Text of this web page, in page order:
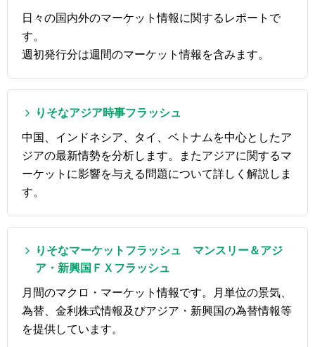
日々の国内外のマーケット情報に関するレポートで
す。
週初発行分は週間のマーケット情報を含みます。
りそなアジア時事フラッシュ
中国、インドネシア、タイ、ベトナムを中心としたア
ジアの最新情勢を分析します。またアジアに関するマ
ーケットに影響を与える問題について詳しく解説しま
す。
りそなマーケットフラッシュ マンスリー＆アジ
ア・新興国ＦＸフラッシュ
月間のマクロ・マーケット情報です。月単位の景気、
為替、金利株式情報及びアジア・新興国の為替情報等
を提供しています。